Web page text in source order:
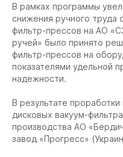
В рамках программы
снижения ручного труда
фильтр-прессов на АО
ручей» было принято
фильтр-прессов на
показателями удельной
надежности.
В результате
дисковых вакуум-
производства АО
завод «Прогресс»